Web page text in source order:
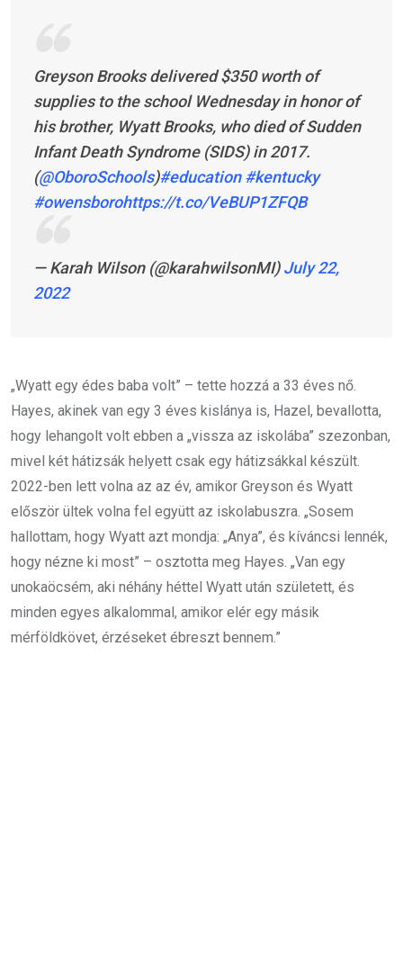
Greyson Brooks delivered $350 worth of
supplies to the school Wednesday in honor of
his brother, Wyatt Brooks, who died of Sudden
Infant Death Syndrome (SIDS) in 2017.
(@OboroSchools)#education #kentucky
#owensborohttps://t.co/VeBUP1ZFQB
— Karah Wilson (@karahwilsonMI)July 22,
2022
„Wyatt egy édes baba volt” – tette hozzá a 33 éves nő.
Hayes, akinek van egy 3 éves kislánya is, Hazel, bevallotta,
hogy lehangolt volt ebben a „vissza az iskolába” szezonban,
mivel két hátizsák helyett csak egy hátizsákkal készült.
2022-ben lett volna az az év, amikor Greyson és Wyatt
először ültek volna fel együtt az iskolabuszra. „Sosem
hallottam, hogy Wyatt azt mondja: „Anya”, és kíváncsi lennék,
hogy nézne ki most” – osztotta meg Hayes. „Van egy
unokaöcsém, aki néhány héttel Wyatt után született, és
minden egyes alkalommal, amikor elér egy másik
mérföldkövet, érzéseket ébreszt bennem.”